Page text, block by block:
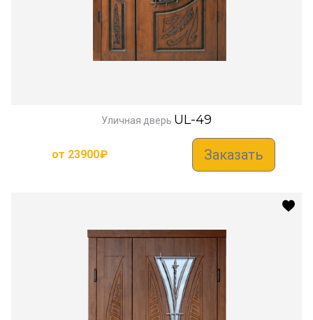
Уличная дверь UL-49
от 23900₽ Заказать